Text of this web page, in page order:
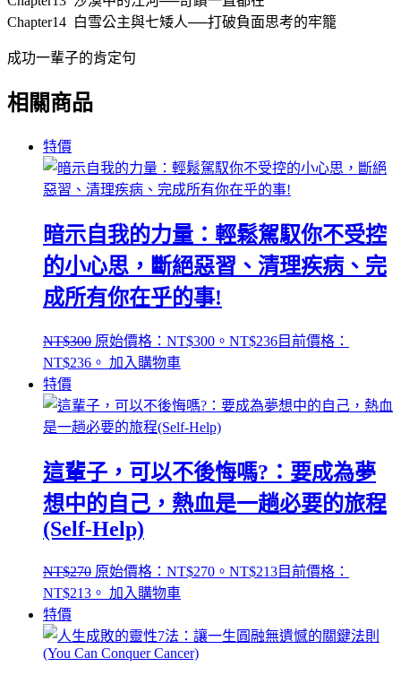
Chapter14 白雪公主與七矮人──打破負面思考的牢籠
成功一輩子的肯定句
相關商品
特價
暗示自我的力量：輕鬆駕馭你不受控
的小心思，斷絕惡習、清理疾病、完
成所有你在乎的事!
NT$300 原始價格：NT$300。 NT$236目前價格：
NT$236。 加入購物車
特價
這輩子，可以不後悔嗎?：要成為夢
想中的自己，熱血是一趟必要的旅程
(Self-Help)
NT$270 原始價格：NT$270。 NT$213目前價格：
NT$213。 加入購物車
特價